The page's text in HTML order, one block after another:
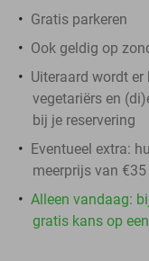
Gratis parkeren
Ook geldig op
Uiteraard wordt
vegetariërs en
bij je reservering
Eventueel extra:
meerprijs van
Alleen vandaag:
gratis kans op